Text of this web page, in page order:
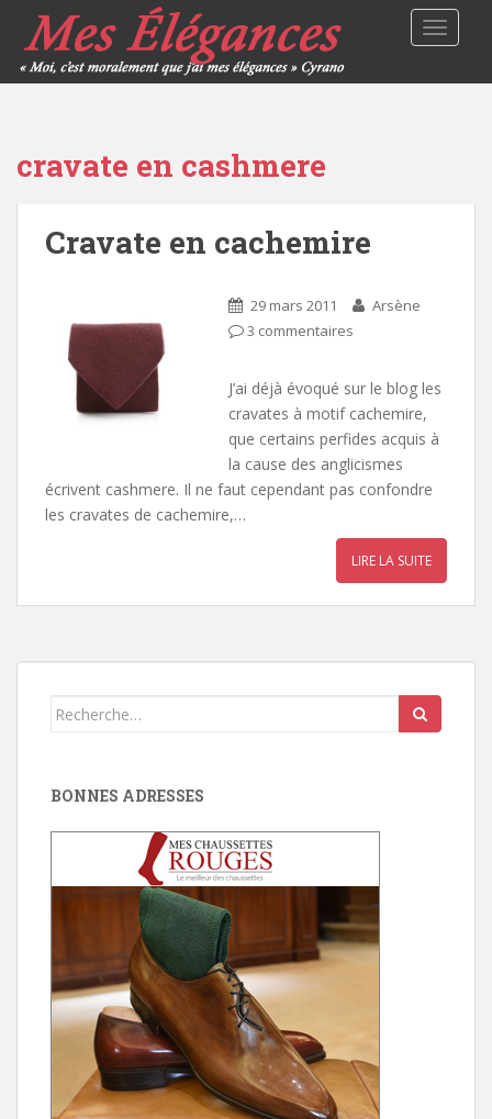
cravate en cashmere
Cravate en cachemire
29 mars 2011
Arsène
3 commentaires
J’ai déjà évoqué sur le blog les
cravates à motif cachemire,
que certains perfides acquis à
la cause des anglicismes
écrivent cashmere. Il ne faut cependant pas confondre
les cravates de cachemire,…
LIRE LA SUITE
Search
BONNES ADRESSES